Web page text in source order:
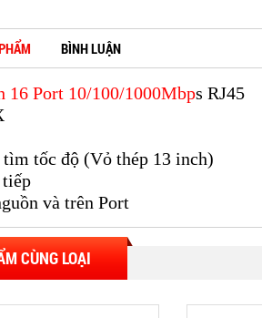
BÌNH LUẬN
16 Port 10/100/1000Mbps RJ45
tốc độ (Vỏ thép 13 inch)
và trên Port
CÙNG LOẠI